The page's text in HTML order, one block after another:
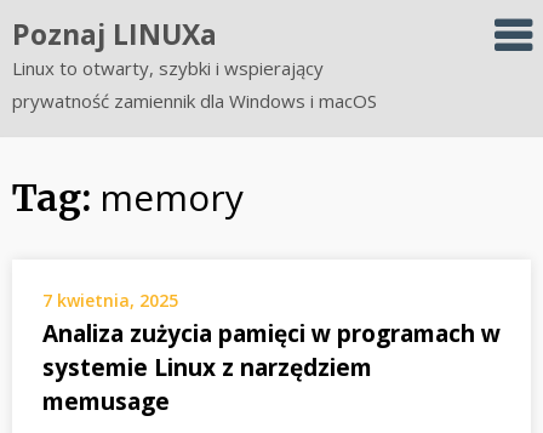
to
content
Poznaj LINUXa
Linux to otwarty, szybki i wspierający
prywatność zamiennik dla Windows i macOS
Tag: memory
7 kwietnia, 2025
Analiza zużycia pamięci w programach w
systemie Linux z narzędziem
memusage